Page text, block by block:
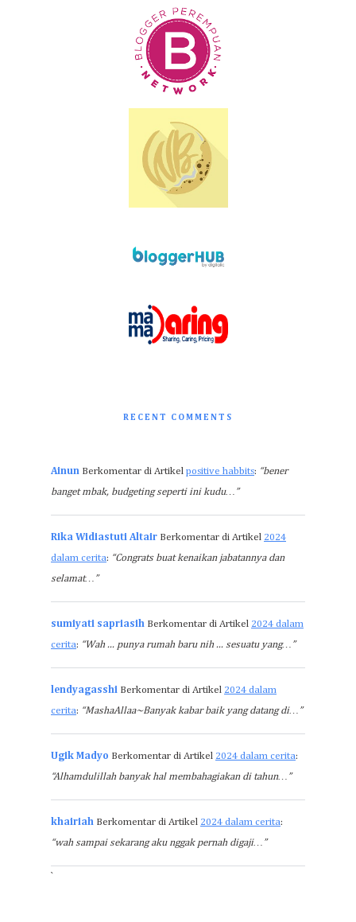
RECENT COMMENTS
Ainun Berkomentar di Artikel positive habbits: “bener
banget mbak, budgeting seperti ini kudu…”
Rika Widiastuti Altair Berkomentar di Artikel 2024
dalam cerita: “Congrats buat kenaikan jabatannya dan
selamat…”
sumiyati sapriasih Berkomentar di Artikel 2024 dalam
cerita: “Wah ... punya rumah baru nih ... sesuatu yang…”
lendyagasshi Berkomentar di Artikel 2024 dalam
cerita: “MashaAllaa~Banyak kabar baik yang datang di…”
Ugik Madyo Berkomentar di Artikel 2024 dalam cerita:
“Alhamdulillah banyak hal membahagiakan di tahun…”
khairiah Berkomentar di Artikel 2024 dalam cerita:
“wah sampai sekarang aku nggak pernah digaji…”
`